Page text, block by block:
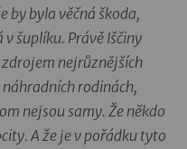
by byla věčná škoda,
šuplíku. Právě Iščiny
nejrůznějších
rodinách,
nejsou samy. Že někdo
A že je v pořádku tyto